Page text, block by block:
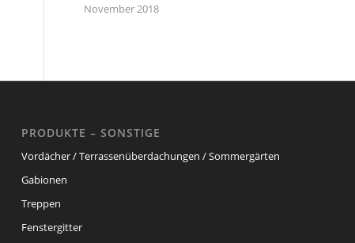
November 2018
PRODUKTE – SONSTIGE
Vordächer / Terrassenüberdachungen / Sommergärten
Gabionen
Treppen
Fenstergitter